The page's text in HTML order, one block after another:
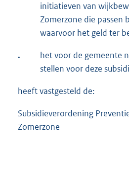
initiatieven van
Zomerzone die passen
waarvoor het geld ter
.
het voor de gemeente
stellen voor deze
heeft vastgesteld de:
Subsidieverordening
Zomerzone